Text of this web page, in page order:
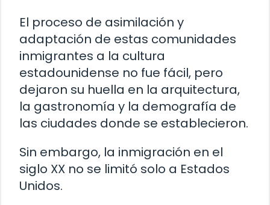
El proceso de asimilación y
adaptación de estas comunidades
inmigrantes a la cultura
estadounidense no fue fácil, pero
dejaron su huella en la arquitectura,
la gastronomía y la demografía de
las ciudades donde se establecieron.
Sin embargo, la inmigración en el
siglo XX no se limitó solo a Estados
Unidos.